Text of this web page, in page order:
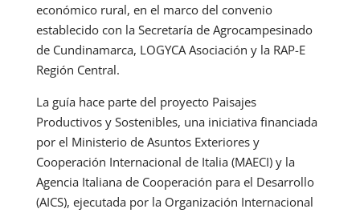
económico rural, en el marco del convenio
establecido con la Secretaría de Agrocampesinado
de Cundinamarca, LOGYCA Asociación y la RAP-E
Región Central.
La guía hace parte del proyecto Paisajes
Productivos y Sostenibles, una iniciativa financiada
por el Ministerio de Asuntos Exteriores y
Cooperación Internacional de Italia (MAECI) y la
Agencia Italiana de Cooperación para el Desarrollo
(AICS), ejecutada por la Organización Internacional